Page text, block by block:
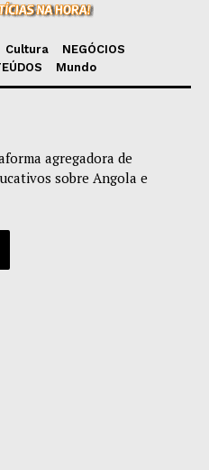
Cultura
NEGÓCIOS
Mundo
agregadora de
sobre Angola e